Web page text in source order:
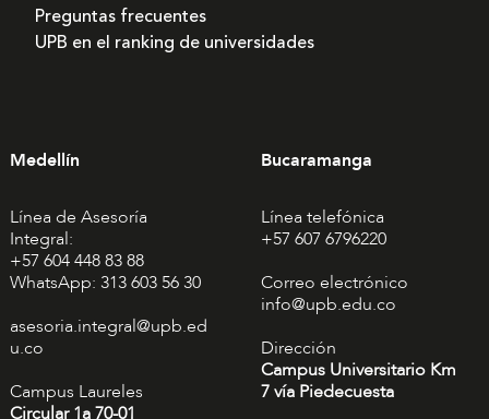
Preguntas frecuentes
UPB en el ranking de universidades
Medellín
Línea de Asesoría
Integral:
+57 604 448 83 88
WhatsApp: 313 603 56 30
asesoria.integral@upb.ed
u.co
Campus Laureles
Circular 1a 70-01
Bucaramanga
Línea telefónica
+57 607 6796220
Correo electrónico
info@upb.edu.co
Dirección
Campus Universitario Km
7 vía Piedecuesta